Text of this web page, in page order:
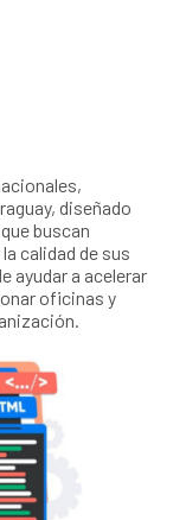
diseñado
buscan
calidad de sus
ayudar a acelerar
oficinas y